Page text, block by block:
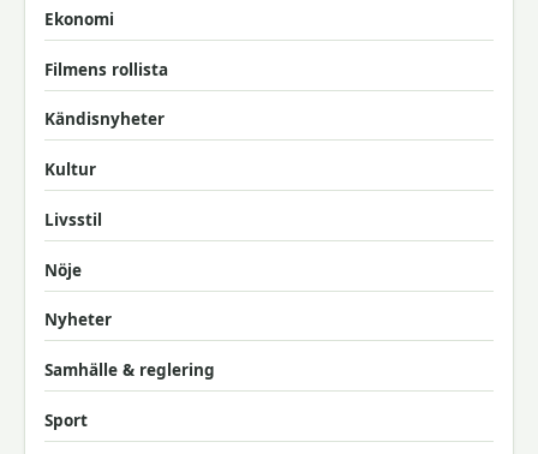
Ekonomi
Filmens rollista
Kändisnyheter
Kultur
Livsstil
Nöje
Nyheter
Samhälle & reglering
Sport